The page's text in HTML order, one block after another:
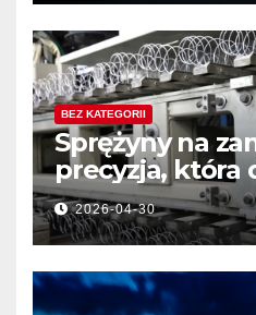
BEZ KATEGORII
Sprężyny na
precyzja, która
jakości
2026-04-30